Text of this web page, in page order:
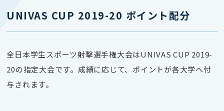
UNIVAS CUP 2019-20 ポイント配分
全日本学生スポーツ射撃選手権大会はUNIVAS CUP 2019-
20の指定大会です。成績に応じて、ポイントが各大学へ付
与されます。